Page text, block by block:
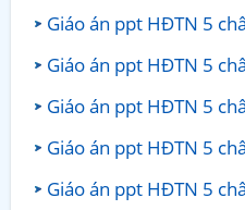
Giáo án ppt HĐTN 5
Giáo án ppt HĐTN 5
Giáo án ppt HĐTN 5
Giáo án ppt HĐTN 5
Giáo án ppt HĐTN 5